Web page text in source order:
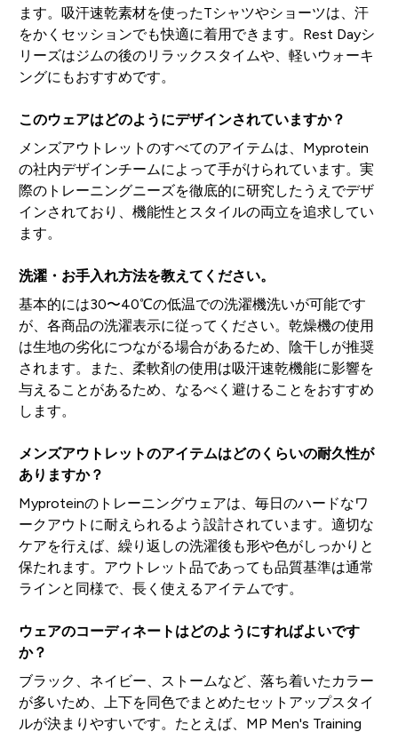
ます。吸汗速乾素材を使ったTシャツやショーツは、汗
をかくセッションでも快適に着用できます。Rest Dayシ
リーズはジムの後のリラックスタイムや、軽いウォーキ
ングにもおすすめです。
このウェアはどのようにデザインされていますか？
メンズアウトレットのすべてのアイテムは、Myprotein
の社内デザインチームによって手がけられています。実
際のトレーニングニーズを徹底的に研究したうえでデザ
インされており、機能性とスタイルの両立を追求してい
ます。
洗濯・お手入れ方法を教えてください。
基本的には30〜40℃の低温での洗濯機洗いが可能です
が、各商品の洗濯表示に従ってください。乾燥機の使用
は生地の劣化につながる場合があるため、陰干しが推奨
されます。また、柔軟剤の使用は吸汗速乾機能に影響を
与えることがあるため、なるべく避けることをおすすめ
します。
メンズアウトレットのアイテムはどのくらいの耐久性が
ありますか？
Myproteinのトレーニングウェアは、毎日のハードなワ
ークアウトに耐えられるよう設計されています。適切な
ケアを行えば、繰り返しの洗濯後も形や色がしっかりと
保たれます。アウトレット品であっても品質基準は通常
ラインと同様で、長く使えるアイテムです。
ウェアのコーディネートはどのようにすればよいです
か？
ブラック、ネイビー、ストームなど、落ち着いたカラー
が多いため、上下を同色でまとめたセットアップスタイ
ルが決まりやすいです。たとえば、MP Men's Training